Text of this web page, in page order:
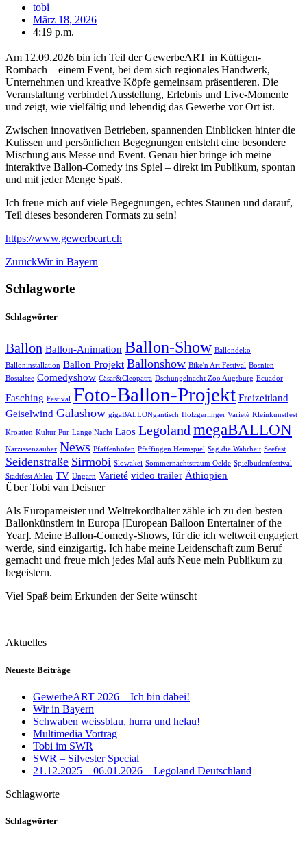
tobi
März 18, 2026
4:19 p.m.
Am 12.09.2026 bin ich Teil der GewerbeART in Küttigen-
Rombach – einem Event, bei dem sich regionales Handwerk,
Unternehmen und kreative Köpfe gemeinsam präsentieren. Die
Veranstaltung verbindet Ausstellung, Erlebnis und Live-Momente
und zeigt, wie vielfältig und lebendig das Gewerbe vor Ort ist.
Zwischen innovativen Betrieben, spannenden Einblicken hinter die
Kulissen und persönlichen Begegnungen entsteht eine besondere
Mischung aus Messe und Event. Genau hier bringe ich meine
interaktive Ballon-Comedy ins Spiel – direkt im Publikum, spontan
und mit jeder Menge Spaß.
Ich freue mich auf viele Begegnungen, echtes Staunen und darauf,
Teil dieses besonderen Formats zu sein!
https://www.gewerbeart.ch
ZurückWir in Bayern
Schlagworte
Schlagwörter
Ballon Ballon-Animation Ballon-Show Ballondeko
Balloninstallation Ballon Projekt Ballonshow Bike'n Art Festival Bosnien
Bostalsee Comedyshow Cäsar&Cleopatra Dschungelnacht Zoo Augsburg Ecuador
Fasching Festival Foto-Ballon-Projekt Freizeitland
Geiselwind Galashow gigaBALLONgantisch Holzgerlinger Varieté Kleinkunstfest
Kroatien Kultur Pur Lange Nacht Laos LegolandmegaBALLON
Narzissenzauber News Pfaffenhofen Pfäffingen Heimspiel Sag die Wahrheit Seefest
Seidenstraße Sirmobi Slowakei Sommernachtstraum Oelde Spielbudenfestival
Stadtfest Ahlen TV Ungarn Varieté video trailer Äthiopien
Über Tobi van Deisner
Als Europameister und Weltrekordhalter zähle ich zu den besten
Ballonkünstlern in Europa [European Balloon Entertainer of the
Year]. Meine Ballon-Comedy-Shows, für die ich weltweit engagiert
werde, sind einzigartig. Ich habe meine Leidenschaft zum Beruf
gemacht und freue mich jedes Mal aufs Neue mein Publikum zu
begeistern.
Viel Spaß beim Erkunden der Seite wünscht
Aktuelles
Neueste Beiträge
GewerbeART 2026 – Ich bin dabei!
Wir in Bayern
Schwaben weissblau, hurra und helau!
Multimedia Vortrag
Tobi im SWR
SWR – Silvester Special
21.12.2025 – 06.01.2026 – Legoland Deutschland
Schlagworte
Schlagwörter